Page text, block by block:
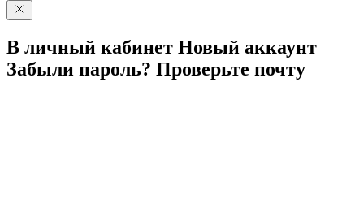
В личный кабинет Новый аккаунт
Забыли пароль? Проверьте почту